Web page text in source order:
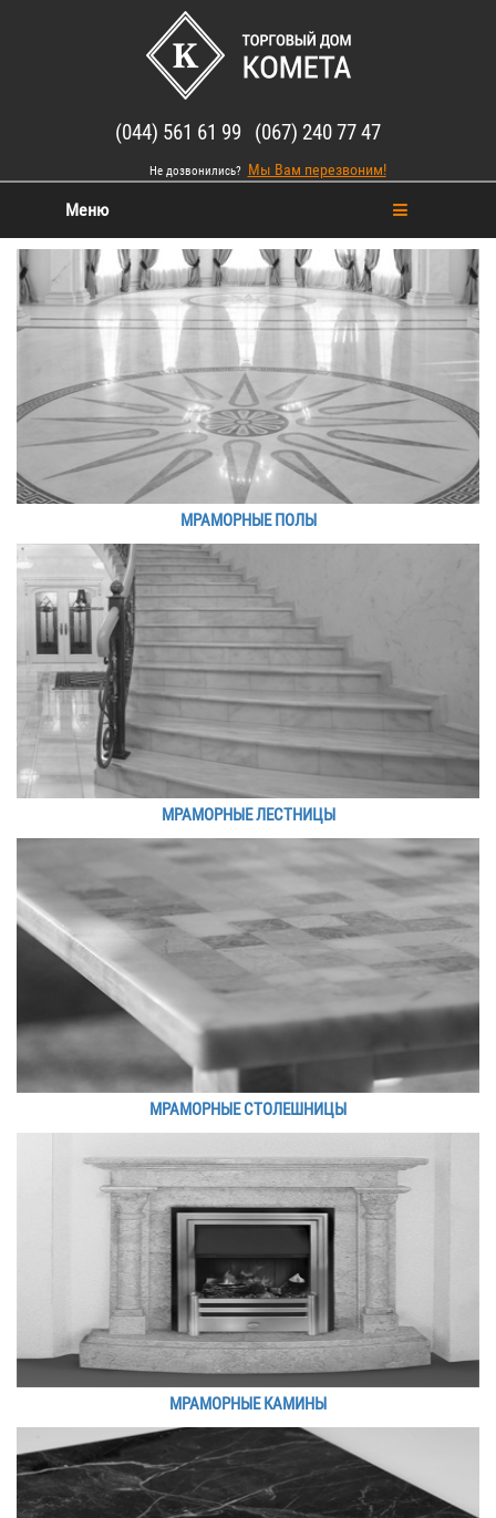
(044) 561 61 99 (067) 240 77 47
Не дозвонились? Мы Вам перезвоним!
Меню
МРАМОРНЫЕ ПОЛЫ
МРАМОРНЫЕ ЛЕСТНИЦЫ
МРАМОРНЫЕ СТОЛЕШНИЦЫ
МРАМОРНЫЕ КАМИНЫ